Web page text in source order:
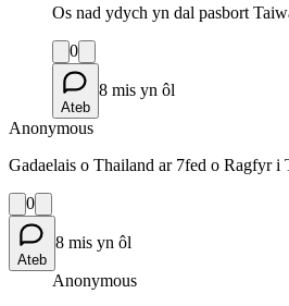
Os nad ydych yn dal pasbort
0
Ateb
8 mis yn ôl
Anonymous
Gadaelais o Thailand ar 7fed o Ragfyr
0
Ateb
8 mis yn ôl
Anonymous